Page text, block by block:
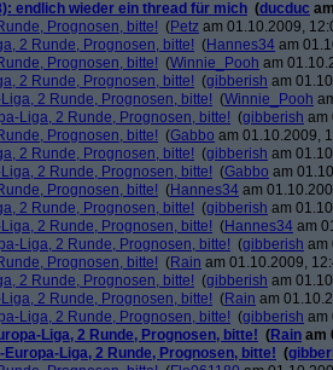
endlich wieder ein thread für mich (ducduc
Prognosen, bitte! (Petz am 01.10.2009,
2 Runde, Prognosen, bitte! (Hannes34 am
Prognosen, bitte! (Winnie_Pooh am
2 Runde, Prognosen, bitte! (gibberish am
2 Runde, Prognosen, bitte! (Winnie_Pooh
Liga, 2 Runde, Prognosen, bitte! (gibberish am
Prognosen, bitte! (Gabbo am 01.10.2009,
2 Runde, Prognosen, bitte! (gibberish am
2 Runde, Prognosen, bitte! (Gabbo am
Prognosen, bitte! (Hannes34 am
2 Runde, Prognosen, bitte! (gibberish am
2 Runde, Prognosen, bitte! (Hannes34 am
Liga, 2 Runde, Prognosen, bitte! (gibberish am
Prognosen, bitte! (Rain am 01.10.2009,
2 Runde, Prognosen, bitte! (gibberish am
2 Runde, Prognosen, bitte! (Rain am
Liga, 2 Runde, Prognosen, bitte! (gibberish am
Liga, 2 Runde, Prognosen, bitte! (Rain am
Europa-Liga, 2 Runde, Prognosen, bitte! (